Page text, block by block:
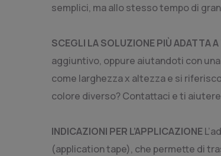
semplici, ma allo stesso tempo di
SCEGLI LA SOLUZIONE PIÙ ADATTA A
aggiuntivo, oppure aiutandoti con
come larghezza x altezza e si
colore diverso? Contattaci e ti
INDICAZIONI PER L’APPLICAZIONE
(application tape), che permette di